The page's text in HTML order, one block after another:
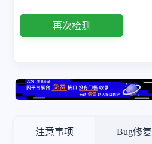
再次检测
注意事项 Bug修复